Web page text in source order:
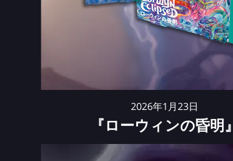
2026年1月23日
『ローウィンの昏明』